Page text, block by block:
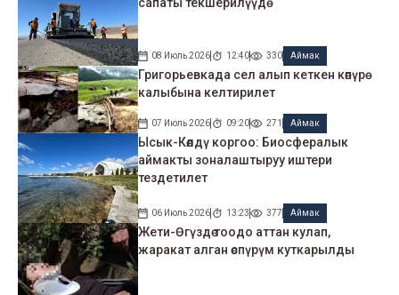
08 Июль 2026 12:40 330 Аймак
Григорьевкада сел алып кеткен көпүрө
калыбына келтирилет
07 Июль 2026 09:20 271 Аймак
Ысык-Көлдү коргоо: Биосфералык
аймакты зоналаштыруу иштери
тездетилет
06 Июль 2026 13:23 377 Аймак
Жети-Өгүздө тоодо аттан кулап,
жаракат алган өспүрүм куткарылды